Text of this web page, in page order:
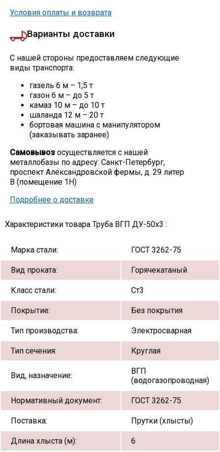
Условия оплаты и возврата
Варианты доставки
С нашей стороны предоставляем следующие
виды транспорта:
газель 6 м – 1,5 т
газон 6 м – до 5 т
камаз 10 м – до 10 т
шаланда 12 м – 20 т
бортовая машина с манипулятором
(заказывать заранее)
Самовывоз осуществляется с нашей
металлобазы по адресу: Санкт-Петербург,
проспект Александровской фермы, д. 29 литер
В (помещение 1Н)
Подробнее о доставке
Характеристики товара Труба ВГП ДУ-50х3 :
Марка стали: ГОСТ 3262-75
Вид проката: Горячекатаный
Класс стали: Ст3
Покрытие: Без покрытия
Тип производства: Электросварная
Тип сечения: Круглая
Вид, назначение:
ВГП
(водогазопроводная)
Нормативный документ: ГОСТ 3262-75
Поставка: Прутки (хлысты)
Длина хлыста (м): 6